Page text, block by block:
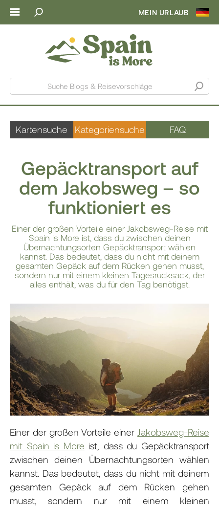
MEIN URLAUB
Suche Blogs & Reisevorschläge
Kartensuche Kategoriensuche FAQ
Gepäcktransport auf
dem Jakobsweg – so
funktioniert es
Einer der großen Vorteile einer Jakobsweg-Reise mit
Spain is More ist, dass du zwischen deinen
Übernachtungsorten Gepäcktransport wählen
kannst. Das bedeutet, dass du nicht mit deinem
gesamten Gepäck auf dem Rücken gehen musst,
sondern nur mit einem kleinen Tagesrucksack, der
alles enthält, was du für den Tag benötigst.
Einer der großen Vorteile einer Jakobsweg-Reise
mit Spain is More ist, dass du Gepäcktransport
zwischen deinen Übernachtungsorten wählen
kannst. Das bedeutet, dass du nicht mit deinem
gesamten Gepäck auf dem Rücken gehen
musst, sondern nur mit einem kleinen